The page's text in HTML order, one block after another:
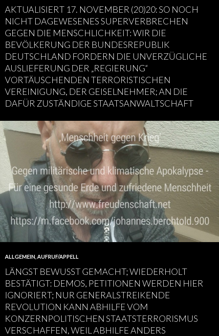
AKTUALISIERT 17. NOVEMBER (20)20: SO NOCH
NICHT DAGEWESENES SUPERVERBRECHEN
GEGEN DIE MENSCHLICHKEIT: WIR DIE
BEVÖLKERUNG DER BUNDESREPUBLIK
DEUTSCHLAND FORDERN DIE UNVERZÜGLICHE
AUSLIEFERUNG DER „REGIERUNG“
VORTÄUSCHENDEN TERRORISTISCHEN
VEREINIGUNG, DER GEISELNEHMER; AN DIE
DAFÜR ZUSTÄNDIGE STAATSANWALTSCHAFT
ALLGEMEIN AUFRUF/APPELL
LÄNGST BEWUSST GEMACHT; WIEDERHOLT
BESTÄTIGT: DEMOS, PETITIONEN WERDEN HIER
IGNORIERT; NUR GENERALSTREIKENDE
REVOLUTION KANN ABHILFE VOM
KONZERNPOLITISCHEN STAATSTERRORISMUS
VERSCHAFFEN, WEIL ABHILFE ANDERS